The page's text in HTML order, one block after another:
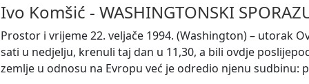
Ivo Komšić - WASHINGTONSKI
Prostor i vrijeme 22. veljače 1994. (Washington) – utorak
sati u nedjelju, krenuli taj dan u 11,30, a bili ovdje
zemlje u odnosu na Evropu već je odredio njenu sudbinu: